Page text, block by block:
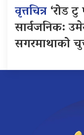
वृत्तचित्र‘रोड
सार्वजनिक:
सगरमाथाको